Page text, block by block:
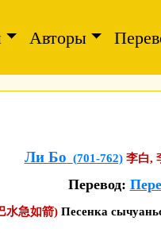
Авторы
Ли Бо (701-762) 李白,
Перевод:
水急如箭) Песенка